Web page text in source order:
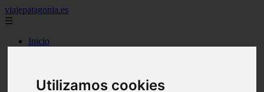
Utilizamos cookies
viajepatagonia.es
☰
Inicio
benidorm